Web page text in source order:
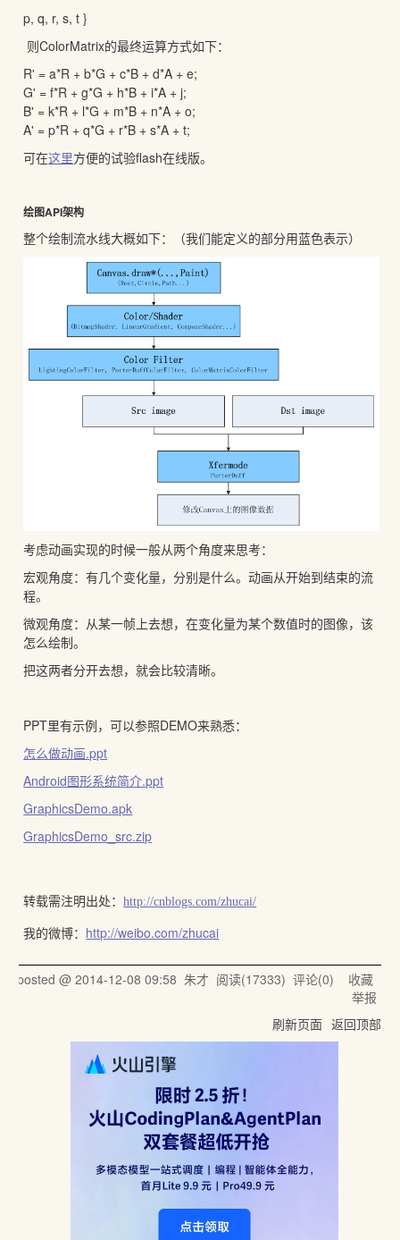
p, q, r, s, t }
则ColorMatrix的最终运算方式如下：
R' = a*R + b*G + c*B + d*A + e;
G' = f*R + g*G + h*B + i*A + j;
B' = k*R + l*G + m*B + n*A + o;
A' = p*R + q*G + r*B + s*A + t;
可在这里方便的试验flash在线版。
绘图API架构
整个绘制流水线大概如下：（我们能定义的部分用蓝色表示）
考虑动画实现的时候一般从两个角度来思考：
宏观角度：有几个变化量，分别是什么。动画从开始到结束的流
程。
微观角度：从某一帧上去想，在变化量为某个数值时的图像，该
怎么绘制。
把这两者分开去想，就会比较清晰。
PPT里有示例，可以参照DEMO来熟悉：
怎么做动画.ppt
Android图形系统简介.ppt
GraphicsDemo.apk
GraphicsDemo_src.zip
转载需注明出处：http://cnblogs.com/zhucai/
我的微博： http://weibo.com/zhucai
posted @ 2014-12-08 09:58 朱才 阅读(17333) 评论(0) 收藏
举报
刷新页面 返回顶部